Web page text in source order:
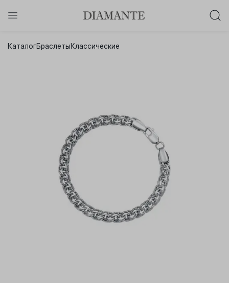
Осталось:
КаталогБраслетыКлассические